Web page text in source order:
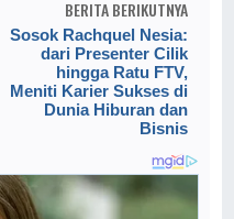
BERITA BERIKUTNYA
Sosok Rachquel Nesia:
dari Presenter Cilik
hingga Ratu FTV,
Meniti Karier Sukses di
Dunia Hiburan dan
Bisnis